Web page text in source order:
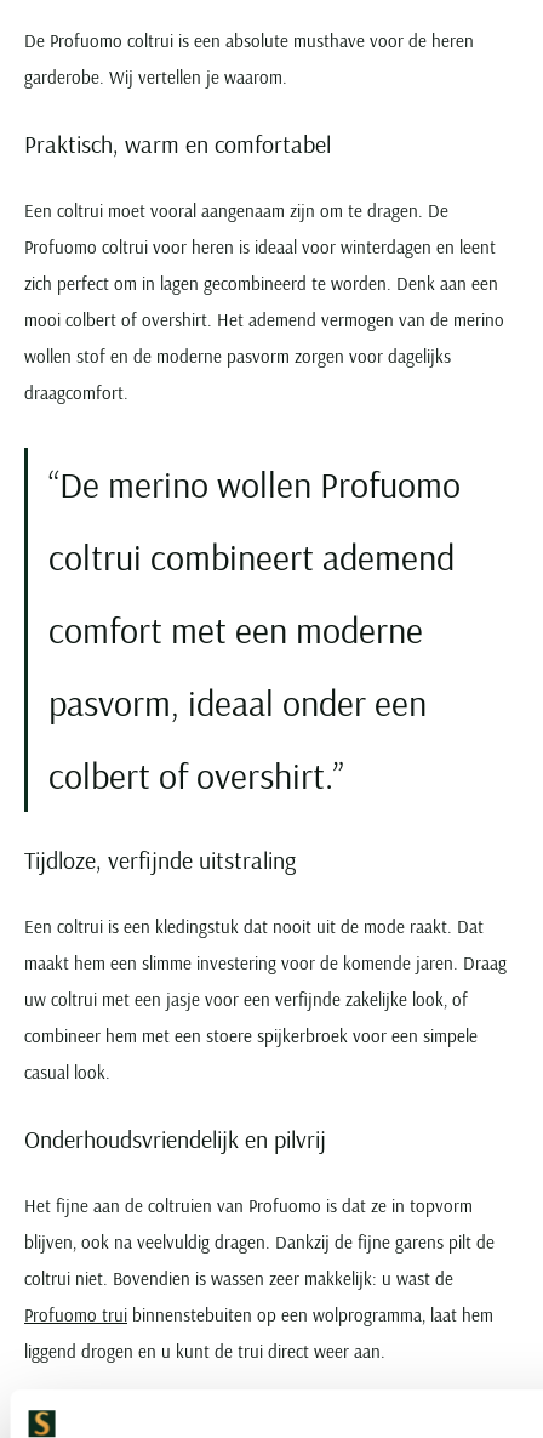
De Profuomo coltrui is een absolute musthave voor de heren
garderobe. Wij vertellen je waarom.
Praktisch, warm en comfortabel
Een coltrui moet vooral aangenaam zijn om te dragen. De
Profuomo coltrui voor heren is ideaal voor winterdagen en leent
zich perfect om in lagen gecombineerd te worden. Denk aan een
mooi colbert of overshirt. Het ademend vermogen van de merino
wollen stof en de moderne pasvorm zorgen voor dagelijks
draagcomfort.
De merino wollen Profuomo
coltrui combineert ademend
comfort met een moderne
pasvorm, ideaal onder een
colbert of overshirt.
Tijdloze, verfijnde uitstraling
Een coltrui is een kledingstuk dat nooit uit de mode raakt. Dat
maakt hem een slimme investering voor de komende jaren. Draag
uw coltrui met een jasje voor een verfijnde zakelijke look, of
combineer hem met een stoere spijkerbroek voor een simpele
casual look.
Onderhoudsvriendelijk en pilvrij
Het fijne aan de coltruien van Profuomo is dat ze in topvorm
blijven, ook na veelvuldig dragen. Dankzij de fijne garens pilt de
coltrui niet. Bovendien is wassen zeer makkelijk: u wast de
Profuomo trui binnenstebuiten op een wolprogramma, laat hem
liggend drogen en u kunt de trui direct weer aan.
Shop de Profuomo coltrui bij Schulte